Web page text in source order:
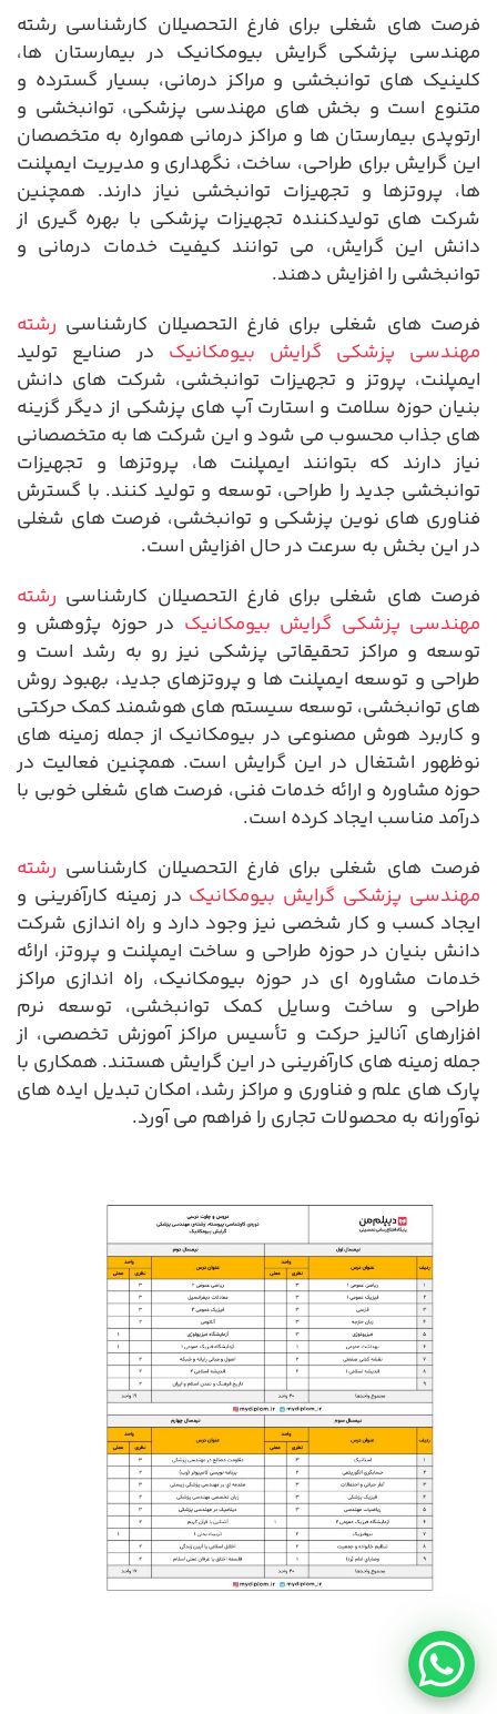
فرصت های شغلی برای فارغ التحصیلان کارشناسی رشته
مهندسی پزشکی گرایش بیومکانیک در بیمارستان ها،
کلینیک های توانبخشی و مراکز درمانی، بسیار گسترده و
متنوع است و بخش های مهندسی پزشکی، توانبخشی و
ارتوپدی بیمارستان ها و مراکز درمانی همواره به متخصصان
این گرایش برای طراحی، ساخت، نگهداری و مدیریت ایمپلنت
ها، پروتزها و تجهیزات توانبخشی نیاز دارند. همچنین
شرکت های تولیدکننده تجهیزات پزشکی با بهره گیری از
دانش این گرایش، می توانند کیفیت خدمات درمانی و
توانبخشی را افزایش دهند.
فرصت های شغلی برای فارغ التحصیلان کارشناسی رشته
مهندسی پزشکی گرایش بیومکانیک در صنایع تولید
ایمپلنت، پروتز و تجهیزات توانبخشی، شرکت های دانش
بنیان حوزه سلامت و استارت آپ های پزشکی از دیگر گزینه
های جذاب محسوب می شود و این شرکت ها به متخصصانی
نیاز دارند که بتوانند ایمپلنت ها، پروتزها و تجهیزات
توانبخشی جدید را طراحی، توسعه و تولید کنند. با گسترش
فناوری های نوین پزشکی و توانبخشی، فرصت های شغلی
در این بخش به سرعت در حال افزایش است.
فرصت های شغلی برای فارغ التحصیلان کارشناسی رشته
مهندسی پزشکی گرایش بیومکانیک در حوزه پژوهش و
توسعه و مراکز تحقیقاتی پزشکی نیز رو به رشد است و
طراحی و توسعه ایمپلنت ها و پروتزهای جدید، بهبود روش
های توانبخشی، توسعه سیستم های هوشمند کمک حرکتی
و کاربرد هوش مصنوعی در بیومکانیک از جمله زمینه های
نوظهور اشتغال در این گرایش است. همچنین فعالیت در
حوزه مشاوره و ارائه خدمات فنی، فرصت های شغلی خوبی با
درآمد مناسب ایجاد کرده است.
فرصت های شغلی برای فارغ التحصیلان کارشناسی رشته
مهندسی پزشکی گرایش بیومکانیک در زمینه کارآفرینی و
ایجاد کسب و کار شخصی نیز وجود دارد و راه اندازی شرکت
دانش بنیان در حوزه طراحی و ساخت ایمپلنت و پروتز، ارائه
خدمات مشاوره ای در حوزه بیومکانیک، راه اندازی مراکز
طراحی و ساخت وسایل کمک توانبخشی، توسعه نرم
افزارهای آنالیز حرکت و تأسیس مراکز آموزش تخصصی، از
جمله زمینه های کارآفرینی در این گرایش هستند. همکاری با
پارک های علم و فناوری و مراکز رشد، امکان تبدیل ایده های
نوآورانه به محصولات تجاری را فراهم می آورد.